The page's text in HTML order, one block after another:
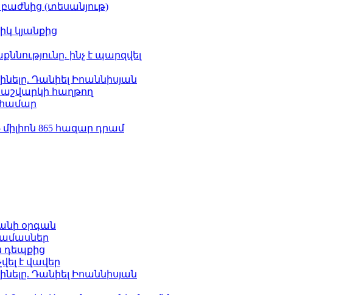
բաժնից (տեսանյութ)
կյանքից
ինչ է պարզվել
Դանիել Իոաննիսյան
հաղթող
համար
865 հազար դրամ
օրգան
դեպքից
է վավեր
Դանիել Իոաննիսյան